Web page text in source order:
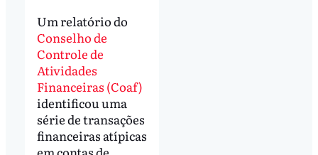
Um relatório do
Conselho de
Controle de
Atividades
Financeiras (Coaf)
identificou uma
série de transações
financeiras atípicas